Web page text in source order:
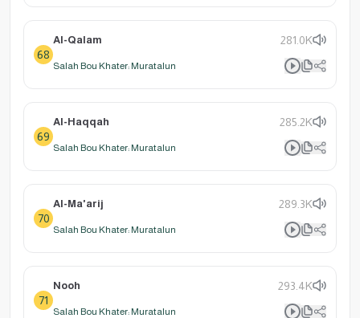
68
Al-Qalam 281.0K
Salah Bou Khater: Muratalun
69
Al-Haqqah 285.2K
Salah Bou Khater: Muratalun
70
Al-Ma'arij 289.3K
Salah Bou Khater: Muratalun
71
Nooh 293.4K
Salah Bou Khater: Muratalun